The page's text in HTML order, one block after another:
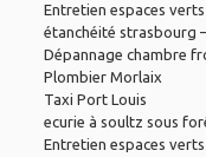
Entretien espaces
étanchéité strasbourg
Dépannage chambre
Plombier Morlaix
Taxi Port Louis
ecurie à soultz sous
Entretien espaces